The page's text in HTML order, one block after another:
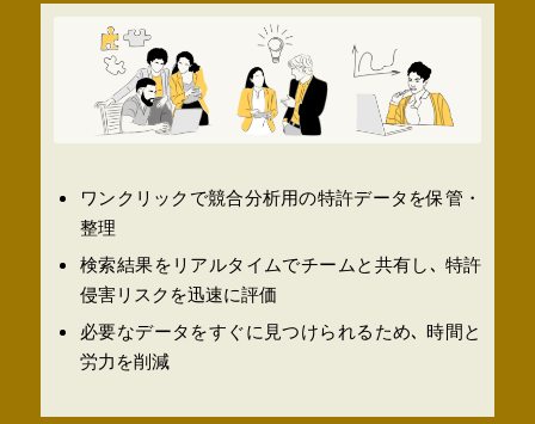
ワンクリックで競合分析用の特許データを保管・
整理
検索結果をリアルタイムでチームと共有し､ 特許
侵害リスクを迅速に評価
必要なデータをすぐに見つけられるため､ 時間と
労力を削減